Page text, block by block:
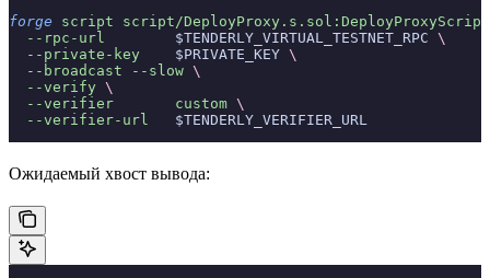
forge script script/DeployProxy.s.sol:DeployProxyScript
  --rpc-url
        $TENDERLY_VIRTUAL_TESTNET_RPC
\
  --private-key
    $PRIVATE_KEY
\
  --broadcast
--slow \
  --verify
\
  --verifier
       custom
\
  --verifier-url
   $TENDERLY_VERIFIER_URL
Ожидаемый хвост вывода: